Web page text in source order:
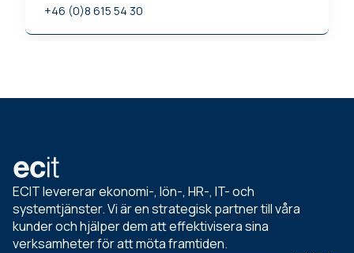
+46 (0)8 615 54 30
ECIT levererar ekonomi-, lön-, HR-, IT- och
systemtjänster. Vi är en strategisk partner till våra
kunder och hjälper dem att effektivisera sina
verksamheter för att möta framtiden.